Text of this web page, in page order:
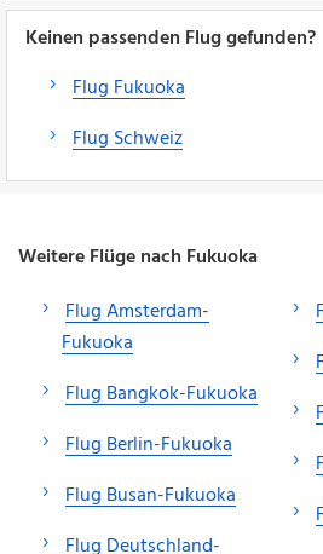
Keinen passenden Flug gefunden?
Flug Fukuoka
Flug Schweiz
Weitere Flüge nach Fukuoka
Flug Amsterdam-
Fukuoka
Flug Bangkok-Fukuoka
Flug Berlin-Fukuoka
Flug Busan-Fukuoka
Flug Deutschland-